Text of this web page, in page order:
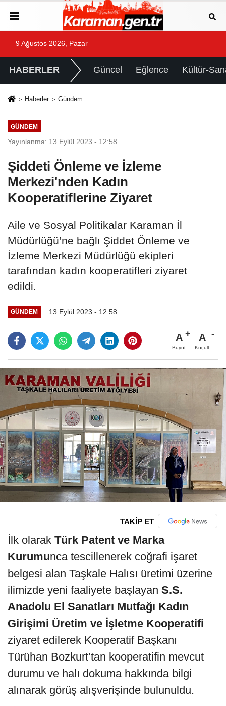
9 Ağustos 2026, Pazar
HABERLER Güncel Eğlence Kültür-
Haberler Gündem
GÜNDEM
Yayınlanma: 13 Eylül 2023 - 12:58
Şiddeti Önleme ve İzleme
Merkezi'nden Kadın
Kooperatiflerine Ziyaret
Aile ve Sosyal Politikalar Karaman İl
Müdürlüğü’ne bağlı Şiddet Önleme ve
İzleme Merkezi Müdürlüğü ekipleri
tarafından kadın kooperatifleri ziyaret
edildi.
GÜNDEM 13 Eylül 2023 - 12:58
A
Büyüt
A
Küçült
TAKİP ET
İlk olarak Türk Patent ve Marka
Kurumunca tescillenerek coğrafi işaret
belgesi alan Taşkale Halısı üretimi üzerine
ilimizde yeni faaliyete başlayan S.S.
Anadolu El Sanatları Mutfağı Kadın
Girişimi Üretim ve İşletme Kooperatifi
ziyaret edilerek Kooperatif Başkanı
Türühan Bozkurt’tan kooperatifin mevcut
durumu ve halı dokuma hakkında bilgi
alınarak görüş alışverişinde bulunuldu.